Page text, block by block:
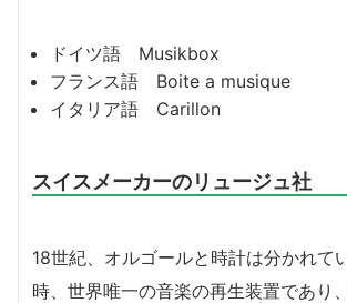
ドイツ語 Musikbox
フランス語 Boite a musique
イタリア語 Carillon
スイスメーカーのリュージュ社
18世紀、オルゴールと時計は分かれて
時、世界唯一の音楽の再生装置であり